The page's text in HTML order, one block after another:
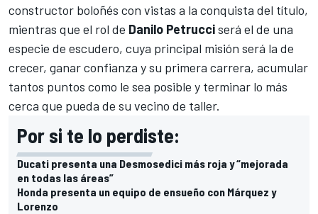
constructor boloñés con vistas a la conquista del título,
mientras que el rol de Danilo Petrucciserá el de una
especie de escudero, cuya principal misión será la de
crecer, ganar confianza y su primera carrera, acumular
tantos puntos como le sea posible y terminar lo más
cerca que pueda de su vecino de taller.
Por si te lo perdiste:
Ducati presenta una Desmosedici más roja y “mejorada
en todas las áreas”
Honda presenta un equipo de ensueño con Márquez y
Lorenzo